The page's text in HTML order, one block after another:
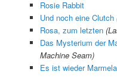
Rosie Rabbit
Und noch eine Clutch
Rosa, zum letzten
Das Mysterium der
Machine Seam)
Es ist wieder